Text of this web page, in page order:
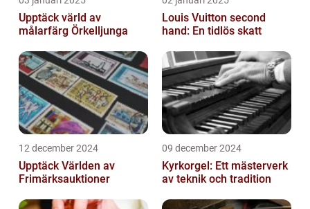
Upptäck värld av
målarfärg Örkelljunga
Louis Vuitton second
hand: En tidlös skatt
12 december 2024
Upptäck Världen av
Frimärksauktioner
09 december 2024
Kyrkorgel: Ett mästerverk
av teknik och tradition